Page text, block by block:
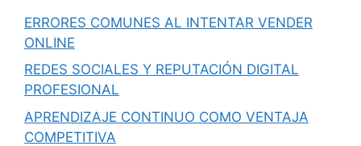
ERRORES COMUNES AL INTENTAR VENDER
ONLINE
REDES SOCIALES Y REPUTACIÓN DIGITAL
PROFESIONAL
APRENDIZAJE CONTINUO COMO VENTAJA
COMPETITIVA